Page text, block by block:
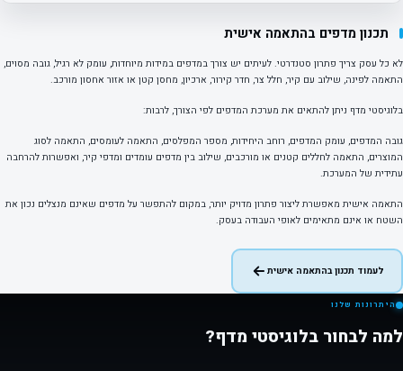
תכנון מדפים בהתאמה אישית
לא כל עסק צריך פתרון סטנדרטי. לעיתים יש צורך במדפים במידות מיוחדות, עומק לא רגיל, גובה מסוים,
התאמה לפינה, שילוב עם קיר, חלל צר, חדר קירור, ארכיון, מחסן קטן או אזור אחסון מורכב.
בלוגיסטי מדף ניתן להתאים את מערכת המדפים לפי הצורך, לרבות:
גובה המדפים, עומק המדפים, רוחב היחידות, מספר המפלסים, התאמה לעומסים, התאמה לסוג
המוצרים, התאמה לחללים קטנים או מורכבים, שילוב בין מדפים עומדים ומדפי קיר, ואפשרות להרחבה
עתידית של המערכת.
התאמה אישית מאפשרת ליצור פתרון מדויק יותר, במקום להתפשר על מדפים שאינם מנצלים נכון את
השטח או אינם מתאימים לאופי העבודה בעסק.
לעמוד תכנון בהתאמה אישית
היתרונות שלנו
למה לבחור בלוגיסטי מדף?